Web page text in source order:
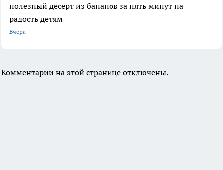
полезный десерт из бананов за пять минут на
радость детям
Вчера
Комментарии на этой странице отключены.